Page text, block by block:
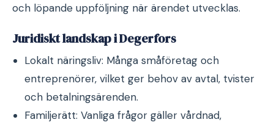
och löpande uppföljning när ärendet utvecklas.
Juridiskt landskap i Degerfors
Lokalt näringsliv: Många småföretag och
entreprenörer, vilket ger behov av avtal, tvister
och betalningsärenden.
Familjerätt: Vanliga frågor gäller vårdnad,